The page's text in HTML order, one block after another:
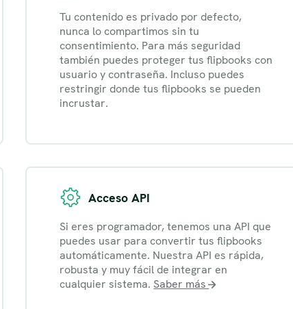
Tu contenido es privado por defecto,
nunca lo compartimos sin tu
consentimiento. Para más seguridad
también puedes proteger tus flipbooks con
usuario y contraseña. Incluso puedes
restringir donde tus flipbooks se pueden
incrustar.
Acceso API
Si eres programador, tenemos una API que
puedes usar para convertir tus flipbooks
automáticamente. Nuestra API es rápida,
robusta y muy fácil de integrar en
cualquier sistema.Saber más